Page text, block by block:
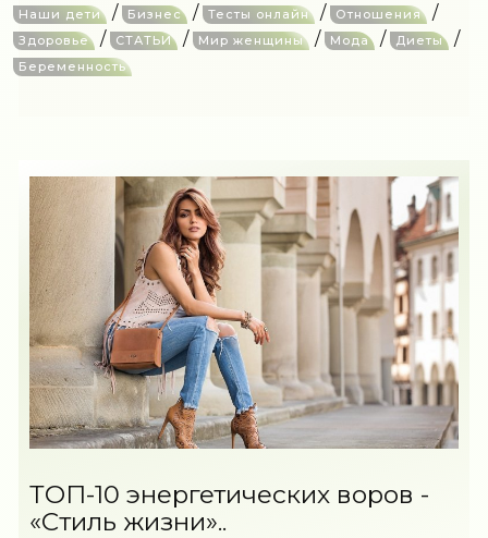
Наши дети / Бизнес / Тесты онлайн / Отношения /
Здоровье / СТАТЬИ / Мир женщины / Мода / Диеты /
Беременность
ТОП-10 энергетических воров -
«Стиль жизни»..